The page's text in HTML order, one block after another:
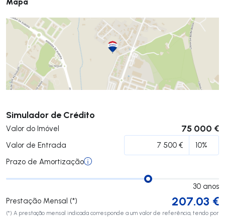
Simulador de Crédito
Valor do Imóvel 75 000 €
Valor de Entrada
Prazo de Amortização
30 anos
Prestação Mensal (*)
207.03 €
(*) A prestação mensal indicada corresponde a um valor de referência, tendo por
Submeter